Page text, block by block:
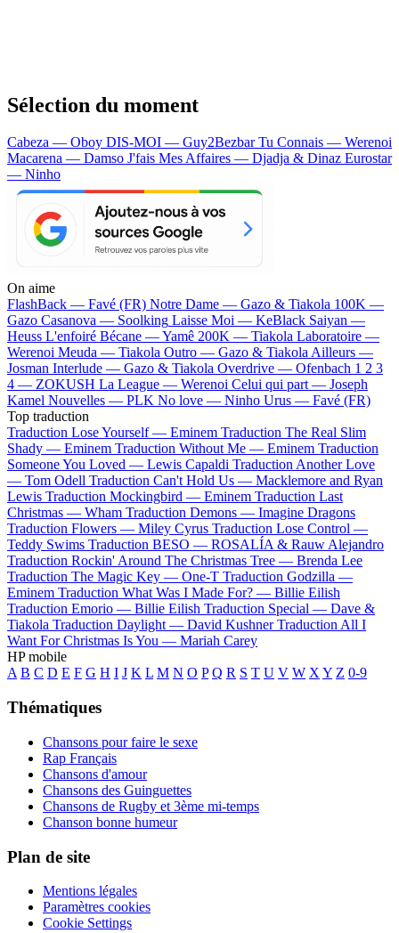
Sélection du moment
Cabeza — Oboy DIS-MOI — Guy2BezbarTu Connais — Werenoi
Macarena — Damso J'fais Mes Affaires — Djadja & Dinaz Eurostar
— Ninho
On aime
FlashBack — Favé (FR) Notre Dame — Gazo & Tiakola 100K —
Gazo Casanova — Soolking Laisse Moi — KeBlack Saiyan —
Heuss L'enfoiré Bécane —Yamê 200K — Tiakola Laboratoire —
Werenoi Meuda — Tiakola Outro — Gazo & TiakolaAilleurs —
Josman Interlude — Gazo & Tiakola Overdrive — Ofenbach 1 2 3
4 — ZOKUSH La League — Werenoi Celui qui part — Joseph
Kamel Nouvelles — PLK No love — Ninho Urus — Favé (FR)
Top traduction
Traduction Lose Yourself — Eminem Traduction The Real Slim
Shady — Eminem Traduction Without Me — Eminem Traduction
Someone You Loved — Lewis Capaldi Traduction Another Love
— Tom Odell Traduction Can't Hold Us — Macklemore and Ryan
Lewis Traduction Mockingbird — Eminem Traduction Last
Christmas — Wham Traduction Demons — Imagine Dragons
Traduction Flowers — Miley Cyrus Traduction Lose Control —
Teddy Swims Traduction BESO — ROSALÍA & Rauw Alejandro
Traduction Rockin' Around The Christmas Tree — Brenda Lee
Traduction The Magic Key — One-T Traduction Godzilla —
Eminem Traduction What Was I Made For? — Billie Eilish
Traduction Emorio — Billie Eilish Traduction Special — Dave &
Tiakola Traduction Daylight — David Kushner Traduction All I
Want For Christmas Is You — Mariah Carey
HP mobile
A B C D E F G H I J K L M N O P Q R S T U V W XY Z 0-9
Thématiques
Chansons pour faire le sexe
Rap Français
Chansons d'amour
Chansons des Guinguettes
Chansons de Rugby et 3ème mi-temps
Chanson bonne humeur
Plan de site
Mentions légales
Paramètres cookies
Cookie Settings